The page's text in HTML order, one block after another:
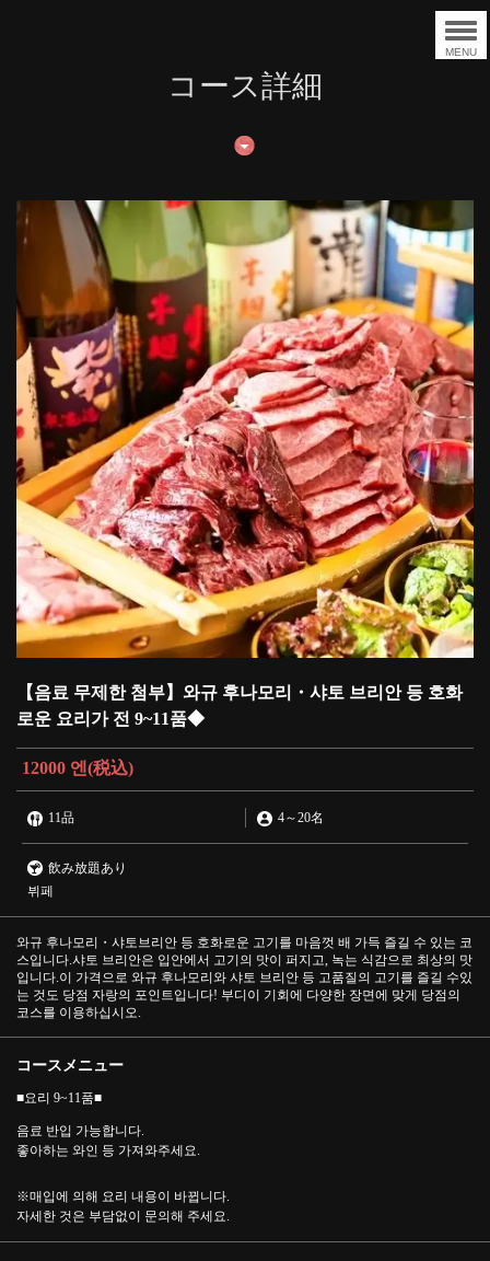
MENU
コース詳細
【음료 무제한 첨부】와규 후나모리・샤토 브리안 등 호화
로운 요리가 전 9~11품◆
12000 엔 (税込)
11品 4～20名
飲み放題あり
뷔페
와규 후나모리・샤토브리안 등 호화로운 고기를 마음껏 배 가득 즐길 수 있는 코
스입니다.샤토 브리안은 입안에서 고기의 맛이 퍼지고, 녹는 식감으로 최상의 맛
입니다.이 가격으로 와규 후나모리와 샤토 브리안 등 고품질의 고기를 즐길 수있
는 것도 당점 자랑의 포인트입니다! 부디이 기회에 다양한 장면에 맞게 당점의
코스를 이용하십시오.
コースメニュー
■요리 9~11품■
음료 반입 가능합니다.
좋아하는 와인 등 가져와주세요.
※매입에 의해 요리 내용이 바뀝니다.
자세한 것은 부담없이 문의해 주세요.
この店舗情報をシェアする